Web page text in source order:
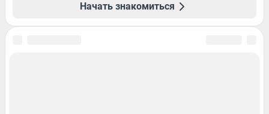
Начать знакомиться